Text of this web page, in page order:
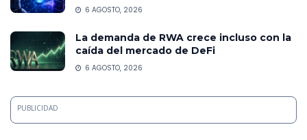
6 AGOSTO, 2026
La demanda de RWA crece incluso con la
caída del mercado de DeFi
6 AGOSTO, 2026
PUBLICIDAD